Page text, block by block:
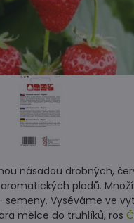
násadou drobných,
plodů.
semeny. Vyséváme ve
mělce do truhlíků, ros